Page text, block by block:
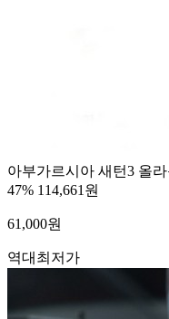
아부가르시아 새턴3 올
47% 114,661원
61,000원
역대최저가